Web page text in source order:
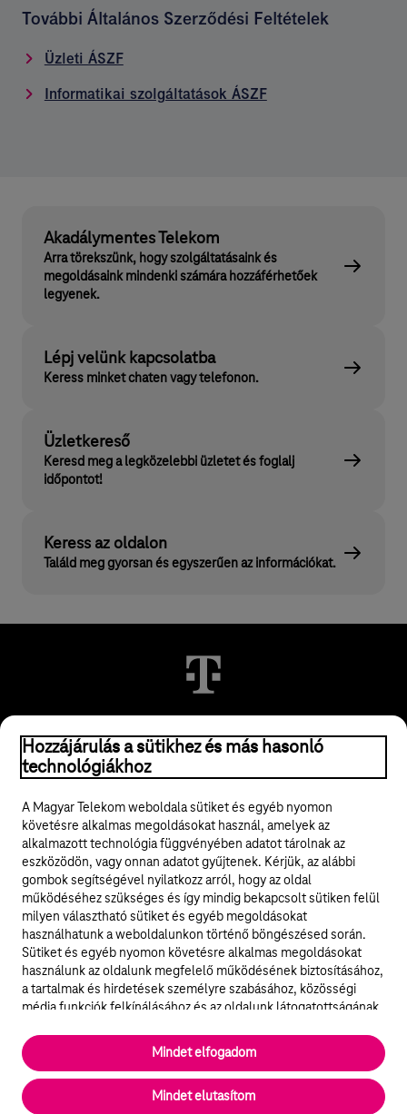
További Általános Szerződési Feltételek
Üzleti ÁSZF
Informatikai szolgáltatások ÁSZF
Akadálymentes Telekom
Arra törekszünk, hogy szolgáltatásaink és
megoldásaink mindenki számára hozzáférhetőek
legyenek.
Lépj velünk kapcsolatba
Keress minket chaten vagy telefonon.
Üzletkereső
Keresd meg a legközelebbi üzletet és foglalj
időpontot!
Keress az oldalon
Találd meg gyorsan és egyszerűen az információkat.
© 2026 Magyar Telekom Nyrt.
ÁSZF
Adatvédelem
Felhívások
Közösségi média
Cookie beállítások
English
Hozzájárulás a sütikhez és más hasonló
technológiákhoz
A Magyar Telekom weboldala sütiket és egyéb nyomon
követésre alkalmas megoldásokat használ, amelyek az
alkalmazott technológia függvényében adatot tárolnak az
eszközödön, vagy onnan adatot gyűjtenek. Kérjük, az alábbi
gombok segítségével nyilatkozz arról, hogy az oldal
működéséhez szükséges és így mindig bekapcsolt sütiken felül
milyen választható sütiket és egyéb megoldásokat
használhatunk a weboldalunkon történő böngészésed során.
Sütiket és egyéb nyomon követésre alkalmas megoldásokat
használunk az oldalunk megfelelő működésének biztosításához,
a tartalmak és hirdetések személyre szabásához, közösségi
média funkciók felkínálásához és az oldalunk látogatottságának
elengedhetetlenek a weboldal működéséhez és nem lehet
kikapcsolni őket a weboldal látogatása során rendszerünkből. A
statisztikai, vagy marketing célú sütik segítségével bizonyos
esetekben az oldalhasználattal kapcsolatos információkat is
Mindet elutasítom
Mindet elfogadom